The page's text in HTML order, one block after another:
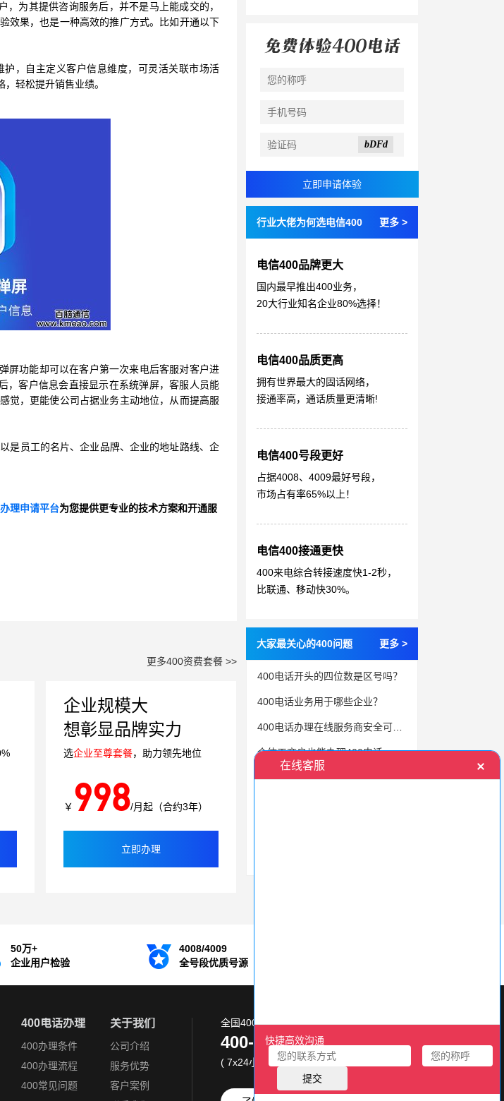
为其提供咨询服务后，并不是马上能成交的，
效果，也是一种高效的推广方式。比如开通以下
，自主定义客户信息维度，可灵活关联市场活
轻松提升销售业绩。
屏功能却可以在客户第一次来电后客服对客户进
，客户信息会直接显示在系统弹屏，客服人员能
觉，更能使公司占据业务主动地位，从而提高服
是员工的名片、企业品牌、企业的地址路线、企
理申请平台为您提供更专业的技术方案和开通服
更多400资费套餐 >>
企业规模大
想彰显品牌实力
选企业至尊套餐，助力领先地位
￥ 998/月起（合约3年）
立即办理
bDFd
行业大佬为何选电信400 更多 >
电信400品牌更大
国内最早推出400业务，
20大行业知名企业80%选择！
电信400品质更高
拥有世界最大的固话网络，
接通率高，通话质量更清晰!
电信400号段更好
占据4008、4009最好号段，
市场占有率65%以上！
电信400接通更快
400来电综合转接速度快1-2秒，
比联通、移动快30%。
大家最关心的400问题 更多 >
400电话开头的四位数是区号吗？
400电话业务用于哪些企业？
个体工商户也能办理400电话
400电话如何为企业降本增效
50万+
企业用户检验
4008/4009
全号段优质号源
400电话办理
400办理条件
400办理流程
400常见问题
关于我们
公司介绍
服务优势
客户案例
全国400电话服务热线:
400-870-8800
( 7x24小时 )